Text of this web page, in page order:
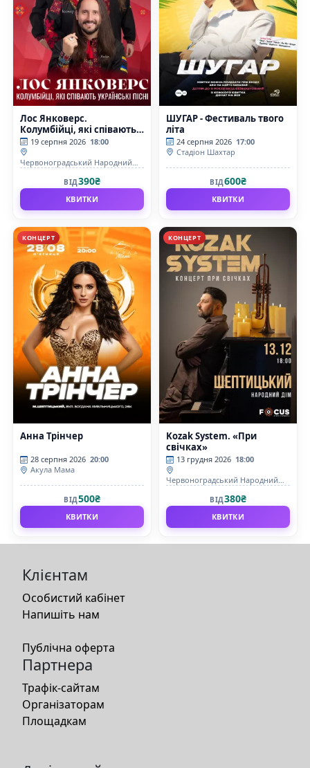
Лос Янковерс.
Колумбійці, які співають
українські пісні
19 серпня 2026 18:00
Червоноградський Народний
ВІД390₴
КВИТКИ
ШУГАР - Фестиваль твого
літа
24 серпня 2026 17:00
Стадіон Шахтар
ВІД600₴
КВИТКИ
КОНЦЕРТ
Анна Трінчер
28 серпня 2026 20:00
Акула Мама
ВІД500₴
КВИТКИ
КОНЦЕРТ
Kozak System. «При
свічках»
13 грудня 2026 18:00
Червоноградський Народний
ВІД380₴
КВИТКИ
Клієнтам
Особистий кабінет
Напишіть нам
Публічна оферта
Партнера
Трафік-сайтам
Організаторам
Площадкам